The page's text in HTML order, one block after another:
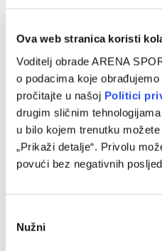
Ova web stranica koristi
Voditelj obrade ARENA
o podacima koje
pročitajte u našoj Politici
drugim sličnim
u bilo kojem trenutku
„Prikaži detalje“. Privolu
povući bez negativnih
Selection
Nužni
Vildoza: Sada sam u
nijednom klubu